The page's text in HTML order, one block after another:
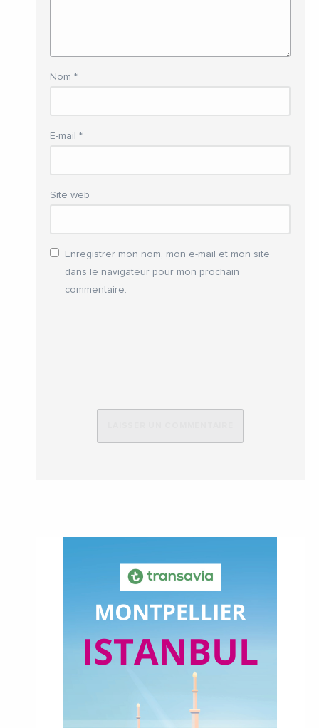
Nom *
E-mail *
Site web
Enregistrer mon nom, mon e-mail et mon site
dans le navigateur pour mon prochain
commentaire.